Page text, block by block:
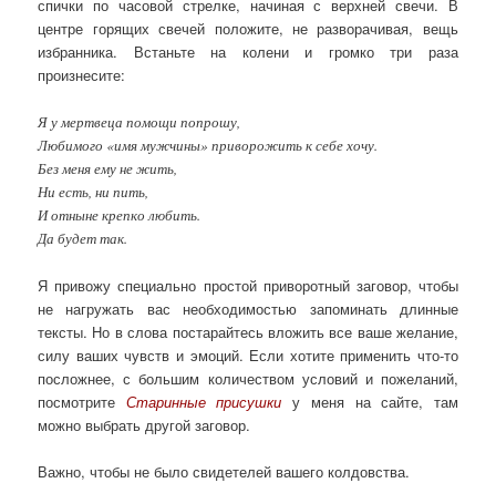
спички по часовой стрелке, начиная с верхней свечи. В
центре горящих свечей положите, не разворачивая, вещь
избранника. Встаньте на колени и громко три раза
произнесите:
Я у мертвеца помощи попрошу,
Любимого «имя мужчины» приворожить к себе хочу.
Без меня ему не жить,
Ни есть, ни пить,
И отныне крепко любить.
Да будет так.
Я привожу специально простой приворотный заговор, чтобы
не нагружать вас необходимостью запоминать длинные
тексты. Но в слова постарайтесь вложить все ваше желание,
силу ваших чувств и эмоций. Если хотите применить что-то
посложнее, с большим количеством условий и пожеланий,
посмотрите Старинные присушки у меня на сайте, там
можно выбрать другой заговор.
Важно, чтобы не было свидетелей вашего колдовства.